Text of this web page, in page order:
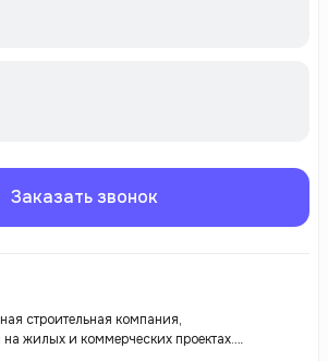
Заказать звонок
строительная компания,
жилых и коммерческих проектах.